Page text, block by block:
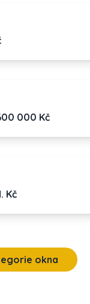
000 Kč
Kč
okna